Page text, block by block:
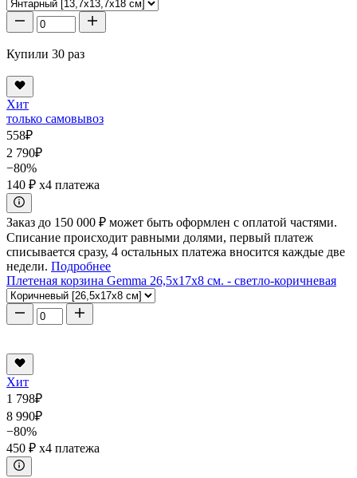
Купили 30 раз
Хит
только самовывоз
558₽
2 790₽
−80%
140 ₽ x4 платежа
Заказ до 150 000 ₽ может быть оформлен с оплатой частями.
Списание происходит равными долями, первый платеж
списывается сразу, 4 остальных платежа вносится каждые две
недели. Подробнее
Плетеная корзина Gemma 26,5x17x8 см. - светло-коричневая
Хит
1 798₽
8 990₽
−80%
450 ₽ x4 платежа